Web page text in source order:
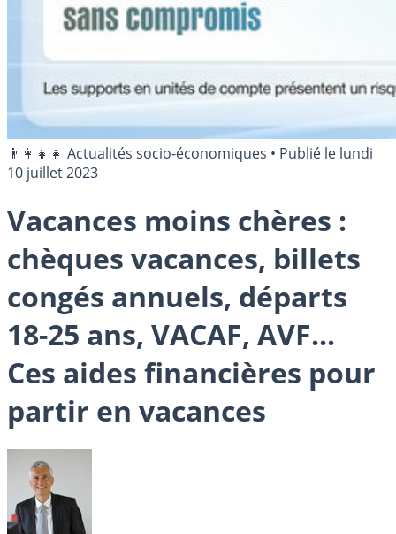
👨‍👩‍👧‍👧 Actualités socio-économiques • Publié le lundi
10 juillet 2023
Vacances moins chères :
chèques vacances, billets
congés annuels, départs
18-25 ans, VACAF, AVF...
Ces aides financières pour
partir en vacances